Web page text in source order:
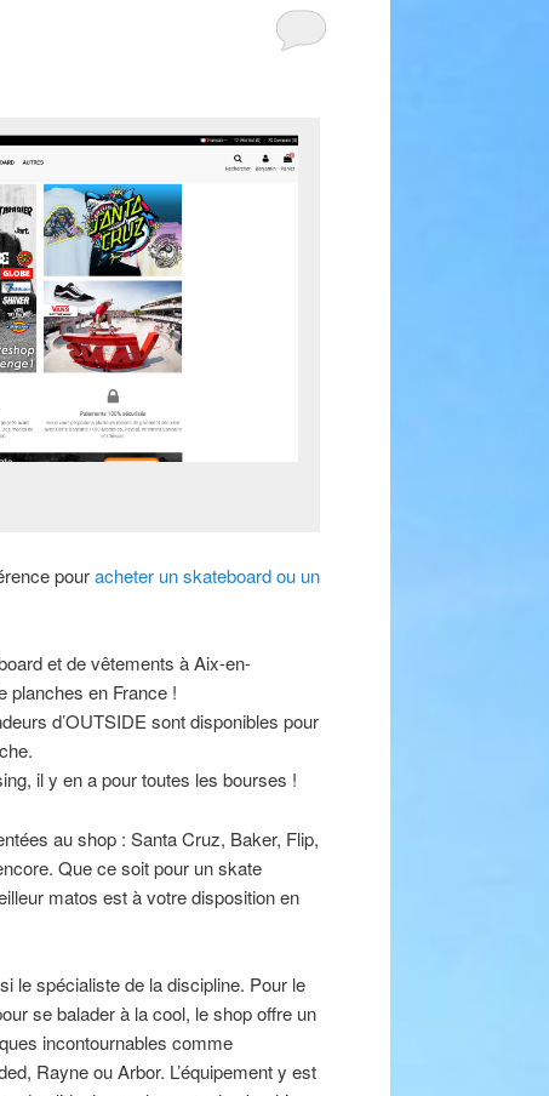
pouracheter un skateboard ou un
et de vêtements à Aix-en-
planches en France !
d’OUTSIDE sont disponibles pour
il y en a pour toutes les bourses !
au shop : Santa Cruz, Baker, Flip,
Que ce soit pour un skate
matos est à votre disposition en
le spécialiste de la discipline. Pour le
se balader à la cool, le shop offre un
incontournables comme
Rayne ou Arbor. L’équipement y est